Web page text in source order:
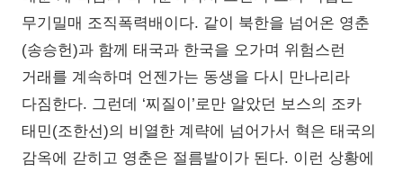
무기밀매 조직폭력배이다. 같이 북한을 넘어온 영춘
(송승헌)과 함께 태국과 한국을 오가며 위험스런
거래를 계속하며 언젠가는 동생을 다시 만나리라
다짐한다. 그런데 ‘찌질이’로만 알았던 보스의 조카
태민(조한선)의 비열한 계략에 넘어가서 혁은 태국의
감옥에 갇히고 영춘은 절름발이가 된다. 이런 상황에